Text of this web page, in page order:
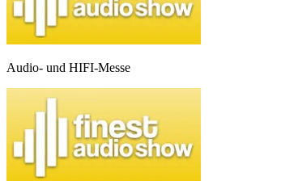
Audio- und HIFI-Messe